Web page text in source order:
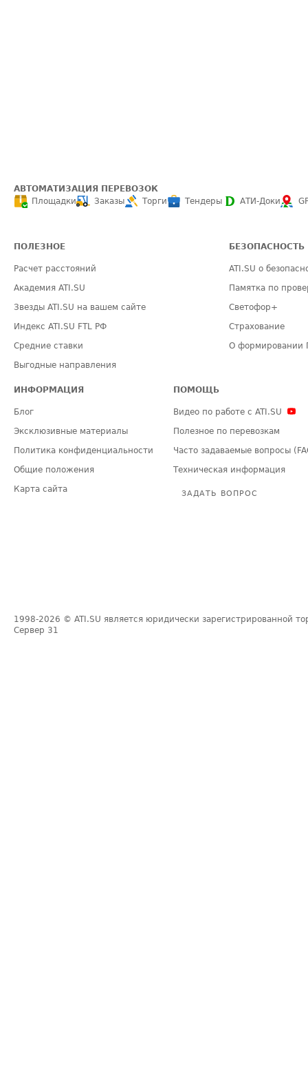
АВТОМАТИЗАЦИЯ ПЕРЕВОЗОК
Площадки
Заказы Торги Тендеры АТИ-Доки
ПОЛЕЗНОЕ
Расчет расстояний
Академия ATI.SU
Звезды ATI.SU на вашем сайте
Индекс ATI.SU FTL РФ
Средние ставки
Выгодные направления
БЕЗОПАСНОСТЬ
ATI.SU о
Памятка по
Светофор+
Страхование
О формировании
ИНФОРМАЦИЯ
Блог
Эксклюзивные материалы
Политика конфиденциальности
Общие положения
Карта сайта
ПОМОЩЬ
Видео по работе с ATI.SU
Полезное по перевозкам
Часто задаваемые вопросы
Техническая информация
ЗАДАТЬ ВОПРОС
1998-2026 © ATI.SU является юридически зарегистрированной
Сервер 31